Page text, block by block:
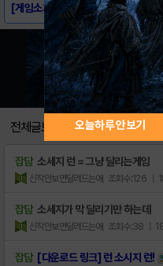
[게임소개] 런 소시지 런!
전체글보기
잡담 소세지 런 = 그냥 달리는게임
신작만보면달려드는애 조회수:126 |
잡담 소세지가 막 달리기만 하는데
신작만보면달려드는애 조회수:38 |
잡담 [다운로드 링크] 런 소시지 런!
오늘하루 안보기